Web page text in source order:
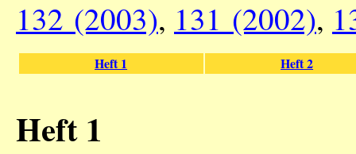
132 (2003), 131 (2002),
Heft 1 Heft 2
Heft 1